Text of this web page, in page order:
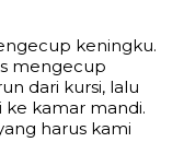
keningku.
mengecup
dari kursi, lalu
kamar mandi.
harus kami